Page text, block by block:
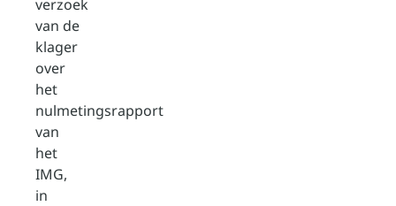
verzoek
van de
klager
over
het
nulmetingsrapport
van
het
IMG,
in